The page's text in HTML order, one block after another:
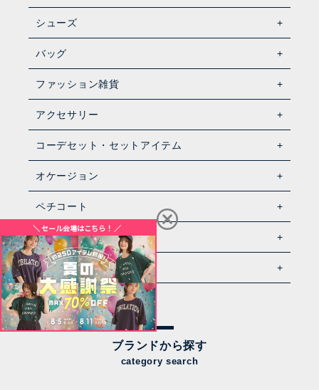
シューズ
バッグ
ファッション雑貨
アクセサリー
コーデセット・セットアイテム
オケージョン
ペチコート
メンズ
ライフスタイル雑貨
ブランドから探す
category search